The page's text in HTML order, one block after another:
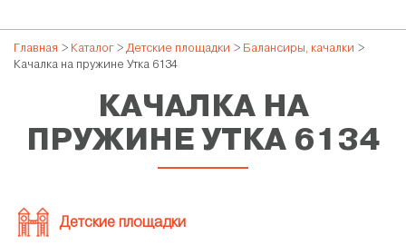
Главная > Каталог> Детские площадки > Балансиры, качалки >
Качалка на пружине Утка 6134
КАЧАЛКА НА
ПРУЖИНЕ УТКА 6134
Детские площадки